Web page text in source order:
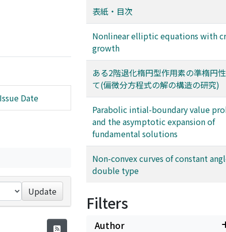
Date
Update
表紙・目次
Nonlinear elliptic equations with
growth
ある2階退化楕円型作用素の準楕円
て(偏微分方程式の解の構造の研究)
Parabolic intial-boundary value
and the asymptotic expansion of
fundamental solutions
Non-convex curves of constant
double type
Filters
Author